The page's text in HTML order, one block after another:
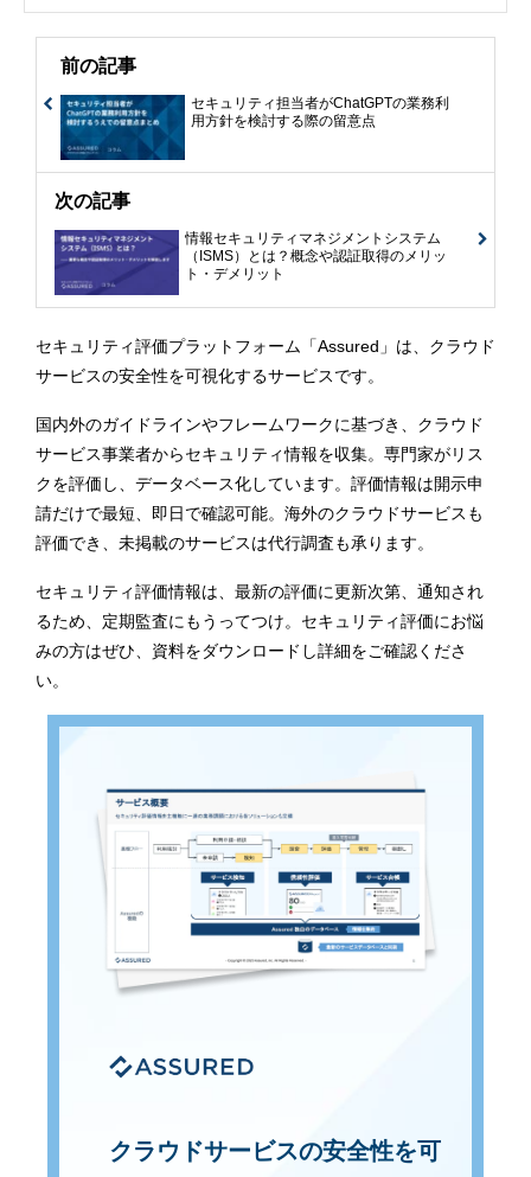
前の記事
セキュリティ担当者がChatGPTの業務利
用方針を検討する際の留意点
次の記事
情報セキュリティマネジメントシステム
（ISMS）とは？概念や認証取得のメリッ
ト・デメリット
セキュリティ評価プラットフォーム「Assured」は、クラウド
サービスの安全性を可視化するサービスです。
国内外のガイドラインやフレームワークに基づき、クラウド
サービス事業者からセキュリティ情報を収集。専門家がリス
クを評価し、データベース化しています。評価情報は開示申
請だけで最短、即日で確認可能。海外のクラウドサービスも
評価でき、未掲載のサービスは代行調査も承ります。
セキュリティ評価情報は、最新の評価に更新次第、通知され
るため、定期監査にもうってつけ。セキュリティ評価にお悩
みの方はぜひ、資料をダウンロードし詳細をご確認くださ
い。
クラウドサービスの安全性を可